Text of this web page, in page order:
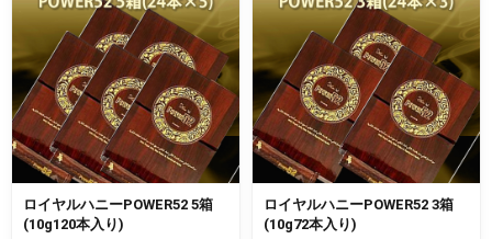
ロイヤルハニーPOWER52 5箱
(10g120本入り)
ロイヤルハニーPOWER52 3箱
(10g72本入り)